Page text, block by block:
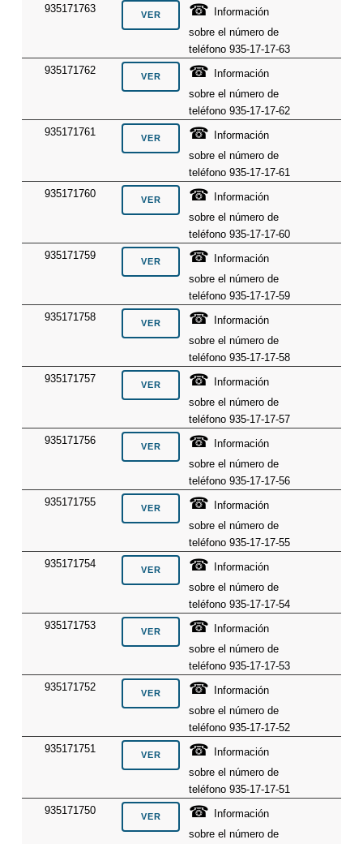
935171763
☎
Información
sobre el número de
teléfono 935-17-17-63
935171762
☎
Información
sobre el número de
teléfono 935-17-17-62
935171761
☎
Información
sobre el número de
teléfono 935-17-17-61
935171760
☎
Información
sobre el número de
teléfono 935-17-17-60
935171759
☎
Información
sobre el número de
teléfono 935-17-17-59
935171758
☎
Información
sobre el número de
teléfono 935-17-17-58
935171757
☎
Información
sobre el número de
teléfono 935-17-17-57
935171756
☎
Información
sobre el número de
teléfono 935-17-17-56
935171755
☎
Información
sobre el número de
teléfono 935-17-17-55
935171754
☎
Información
sobre el número de
teléfono 935-17-17-54
935171753
☎
Información
sobre el número de
teléfono 935-17-17-53
935171752
☎
Información
sobre el número de
teléfono 935-17-17-52
935171751
☎
Información
sobre el número de
teléfono 935-17-17-51
935171750
☎
Información
sobre el número de